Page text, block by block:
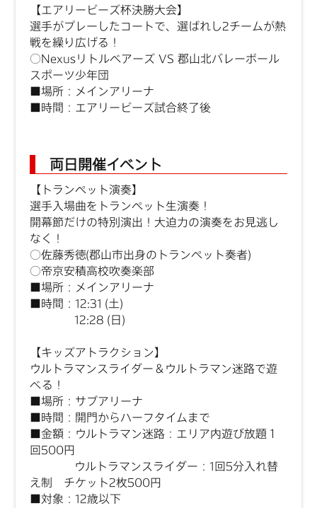
【エアリービーズ杯決勝大会】
選手がプレーしたコートで、選ばれし2チームが熱
戦を繰り広げる！
○Nexusリトルベアーズ VS 郡山北バレーボール
スポーツ少年団
■場所：メインアリーナ
■時間：エアリービーズ試合終了後
両日開催イベント
【トランペット演奏】
選手入場曲をトランペット生演奏！
開幕節だけの特別演出！大迫力の演奏をお見逃し
なく！
○佐藤秀徳(郡山市出身のトランペット奏者)
○帝京安積高校吹奏楽部
■場所：メインアリーナ
■時間：12:31 (土)
12:28 (日)
【キッズアトラクション】
ウルトラマンスライダー＆ウルトラマン迷路で遊
べる！
■場所：サブアリーナ
■時間：開門からハーフタイムまで
■金額：ウルトラマン迷路：エリア内遊び放題１
回500円
ウルトラマンスライダー：1回5分入れ替
え制 チケット2枚500円
■対象：12歳以下